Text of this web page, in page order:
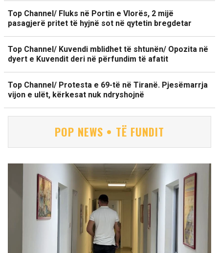
Top Channel/ Fluks në Portin e Vlorës, 2 mijë
pasagjerë pritet të hyjnë sot në qytetin bregdetar
Top Channel/ Kuvendi mblidhet të shtunën/ Opozita në
dyert e Kuvendit deri në përfundim të afatit
Top Channel/ Protesta e 69-të në Tiranë. Pjesëmarrja
vijon e ulët, kërkesat nuk ndryshojnë
POP NEWS • TË FUNDIT